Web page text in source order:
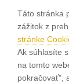
instagram
Sme rodinná
šperkov od
Táto stránka
zážitok z
stránke
Ak súhlasíte
na tomto
pokračovať",